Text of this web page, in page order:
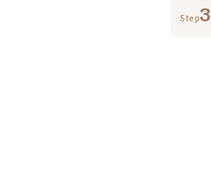
Step3